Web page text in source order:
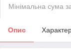
Мінімальна сума
Опис